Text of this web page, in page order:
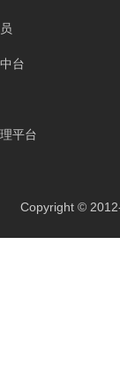
台
平台
Copyright ©